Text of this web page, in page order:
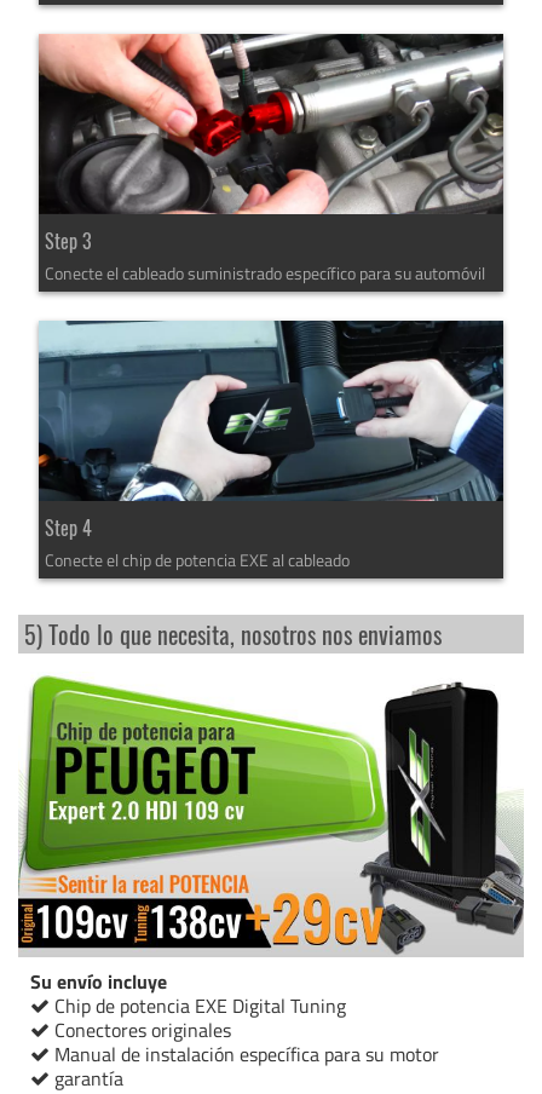
Step 3
Conecte el cableado suministrado específico para su automóvil
Step 4
Conecte el chip de potencia EXE al cableado
5) Todo lo que necesita, nosotros nos enviamos
Su envío incluye
Chip de potencia EXE Digital Tuning
Conectores originales
Manual de instalación específica para su motor
garantía